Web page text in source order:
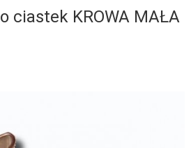
ciastek KROWA MAŁA